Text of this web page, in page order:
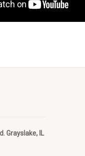
Grayslake, IL